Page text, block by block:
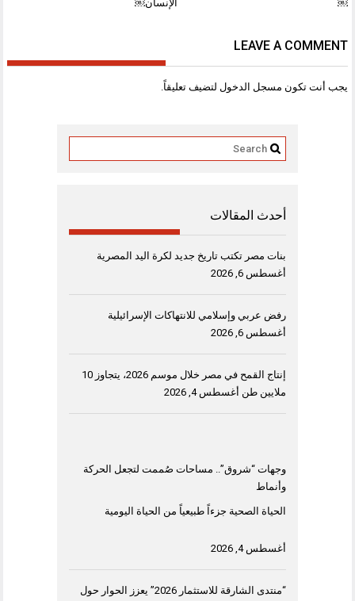
الإنسان￼ ￼
LEAVE A COMMENT
يجب أنت تكون مسجل الدخول لتضيف تعليقاً.
أحدث المقالات
بنات مصر تكتب تاريخ جديد لكرة اليد المصرية
أغسطس 6, 2026
رفض عربي وإسلامي للانتهاكات الإسرائيلية
أغسطس 6, 2026
إنتاج القمح في مصر خلال موسم 2026، يتجاوز 10
ملايين طن أغسطس 4, 2026
وجهات “شروق”.. مساحات صُممت لتجعل الحركة
وأنماط
الحياة الصحية جزءاً طبيعياً من الحياة اليومية
أغسطس 4, 2026
“منتدى الشارقة للاستثمار 2026” يعزز الحوار حول